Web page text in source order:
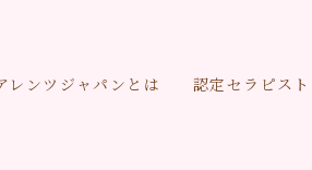
レンツジャパンとは 認定セラピス